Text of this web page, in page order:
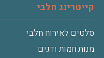
קייטרינג חלבי
סלטים לאירוח חלבי
מנות חמות ודגים